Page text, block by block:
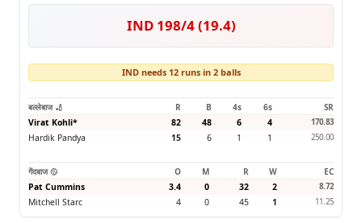
IND 198/4 (19.4)
IND needs 12 runs in 2 balls
बल्लेबाज 🏏 R B 4s 6s
SR
Virat Kohli* 82 48 6 4 170.83
Hardik Pandya 15 6 1 1 250.00
गेंदबाज 🥎 O M R W
EC
Pat Cummins
3.4 0 32 2 8.72
Mitchell Starc 4 0 45 1 11.25